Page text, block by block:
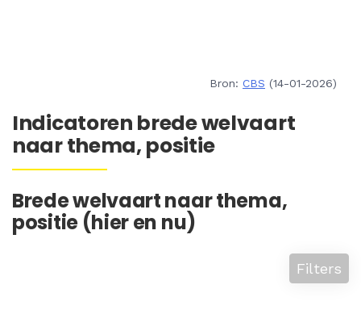
Bron: CBS (14-01-2026)
Indicatoren brede welvaart
naar thema, positie
Brede welvaart naar thema,
positie (hier en nu)
Filters